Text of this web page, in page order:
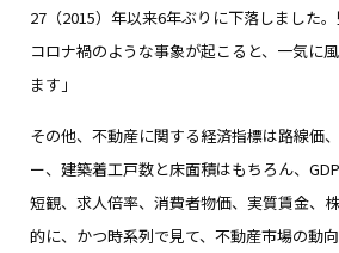
27（2015）年以来6年ぶりに下落しました。
コロナ禍のような事象が起こると、一気に
ます」
その他、不動産に関する経済指標は路線価
ー、建築着工戸数と床面積はもちろん、
短観、求人倍率、消費者物価、実質賃金、
的に、かつ時系列で見て、不動産市場の動